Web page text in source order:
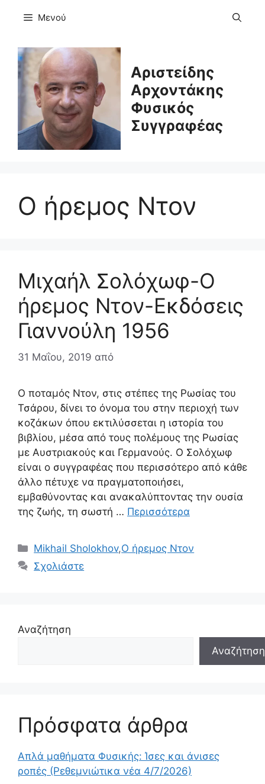
Μενού
Αριστείδης
Αρχοντάκης
Φυσικός
Συγγραφέας
Ο ήρεμος Ντον
Μιχαήλ Σολόχωφ-Ο
ήρεμος Ντον-Εκδόσεις
Γιαννούλη 1956
31 Μαΐου, 2019 από
Ο ποταμός Ντον, στις στέπες της Ρωσίας του
Τσάρου, δίνει το όνομα του στην περιοχή των
κοζάκων όπου εκτιλύσσεται η ιστορία του
βιβλίου, μέσα από τους πολέμους της Ρωσίας
με Αυστριακούς και Γερμανούς. Ο Σολόχωφ
είναι ο συγγραφέας που περισσότερο από κάθε
άλλο πέτυχε να πραγματοποιήσει,
εμβαθύνοντας και ανακαλύπτοντας την ουσία
της ζωής, τη σωστή … Περισσότερα
Κατηγορίες
Mikhail Sholokhov,Ο ήρεμος Ντον
Σχολιάστε
Αναζήτηση
Αναζήτηση
Πρόσφατα άρθρα
Απλά μαθήματα Φυσικής: Ίσες και άνισες
ροπές (Ρεθεμνιώτικα νέα 4/7/2026)